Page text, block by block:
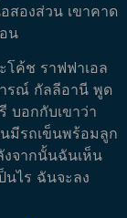
สองส่วน เขาคาด
น
ค้ช ราฟฟาเอล
รณ์ กัลลีอานี พูด
บอกกับเขาว่า
มีรถเข็นพร้อมลูก
จากนั้นฉันเห็น
ไร ฉันจะลง